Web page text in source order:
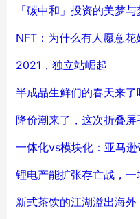
「碳中和」投资的美梦
NFT：为什么有人愿意花
2021，独立站崛起
半成品生鲜们的春天来了
降价潮来了，这次折叠屏
一体化vs模块化：亚马
锂电产能扩张存亡战，一
新式茶饮的江湖溢出海外